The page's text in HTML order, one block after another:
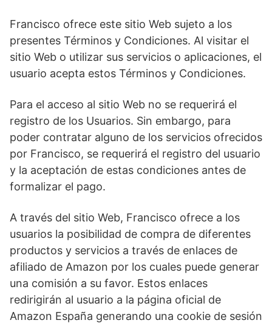
Francisco ofrece este sitio Web sujeto a los
presentes Términos y Condiciones. Al visitar el
sitio Web o utilizar sus servicios o aplicaciones, el
usuario acepta estos Términos y Condiciones.
Para el acceso al sitio Web no se requerirá el
registro de los Usuarios. Sin embargo, para
poder contratar alguno de los servicios ofrecidos
por Francisco, se requerirá el registro del usuario
y la aceptación de estas condiciones antes de
formalizar el pago.
A través del sitio Web, Francisco ofrece a los
usuarios la posibilidad de compra de diferentes
productos y servicios a través de enlaces de
afiliado de Amazon por los cuales puede generar
una comisión a su favor. Estos enlaces
redirigirán al usuario a la página oficial de
Amazon España generando una cookie de sesión